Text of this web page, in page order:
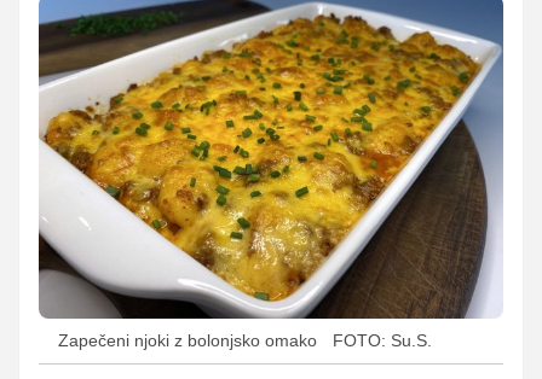
Zapečeni njoki z bolonjsko omako FOTO: Su.S.